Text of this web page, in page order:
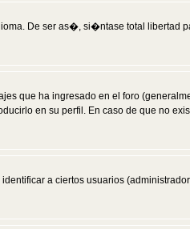
De ser as�, si�ntase total libertad
que ha ingresado en el foro
en su perfil. En caso de que no
a ciertos usuarios